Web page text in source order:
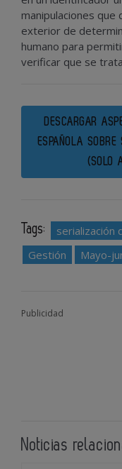
manipulaciones
exterior de
humano para
verificar que se
DESCARGAR
ESPAÑOLA SOBRE
(SOLO
Tags:
serialización
Gestión
Mayo-
Publicidad
Noticias